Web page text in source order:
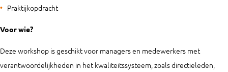
Praktijkopdracht
Voor wie?
Deze workshop is geschikt voor managers en medewerkers met
verantwoordelijkheden in het kwaliteitssysteem, zoals directieleden,